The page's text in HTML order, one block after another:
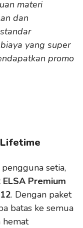
materi
dan
yang super
promo
setia,
ELSA Premium
. Dengan paket
batas ke semua